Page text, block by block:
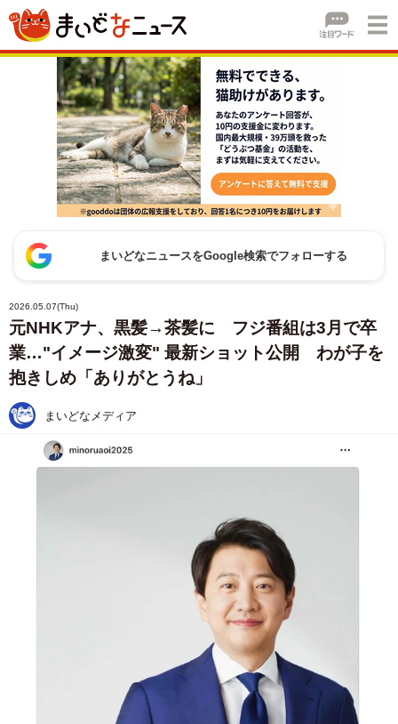
まいどなニュースをGoogle検索でフォローする
2026.05.07(Thu)
元NHKアナ、黒髪→茶髪に フジ番組は3月で卒
業…"イメージ激変" 最新ショット公開 わが子を
抱きしめ「ありがとうね」
まいどなメディア